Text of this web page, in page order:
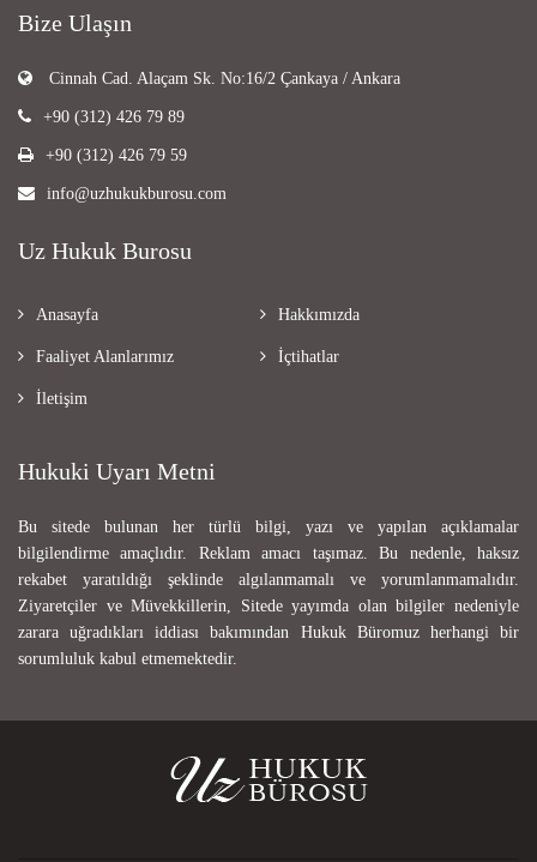
Bize Ulaşın
Cinnah Cad. Alaçam Sk. No:16/2 Çankaya / Ankara
+90 (312) 426 79 89
+90 (312) 426 79 59
info@uzhukukburosu.com
Uz Hukuk Burosu
Anasayfa Hakkımızda
Faaliyet Alanlarımız İçtihatlar
İletişim
Hukuki Uyarı Metni
Bu sitede bulunan her türlü bilgi, yazı ve yapılan açıklamalar
bilgilendirme amaçlıdır. Reklam amacı taşımaz. Bu nedenle, haksız
rekabet yaratıldığı şeklinde algılanmamalı ve yorumlanmamalıdır.
Ziyaretçiler ve Müvekkillerin, Sitede yayımda olan bilgiler nedeniyle
zarara uğradıkları iddiası bakımından Hukuk Büromuz herhangi bir
sorumluluk kabul etmemektedir.